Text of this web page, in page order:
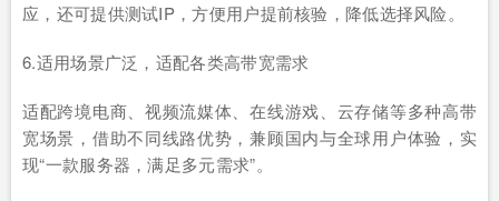
应，还可提供测试IP，方便用户提前核验，降低选择风险。
6.适用场景广泛，适配各类高带宽需求
适配跨境电商、视频流媒体、在线游戏、云存储等多种高带
宽场景，借助不同线路优势，兼顾国内与全球用户体验，实
现“一款服务器，满足多元需求”。